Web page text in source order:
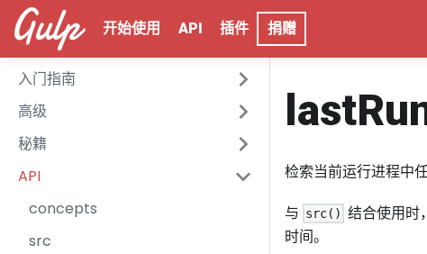
开始使用 API 插件 捐赠
入门指南
高级
秘籍
API
concepts
src
检索当前运行进程中
与 src() 结合使用时
时间。